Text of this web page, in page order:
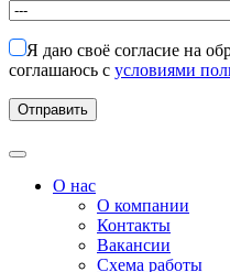
Я даю своё согласие на
соглашаюсь с условиями
О нас
О компании
Контакты
Вакансии
Схема работы